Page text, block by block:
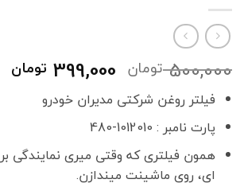
500,000 تومان قیمت
اصلی
500,000 تومان
بود.
399,000 تومان
فیلتر روغن شرکتی مدیران خودرو
پارت نامبر : 1012010-480
همون فیلتری که وقتی میری نمایندگی
ای، روی ماشینت میندازن.